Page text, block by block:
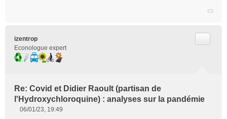
izentrop
Econologue expert
Re: Covid et Didier Raoult (partisan de
l'Hydroxychloroquine) : analyses sur la pandémie
06/01/23, 19:49